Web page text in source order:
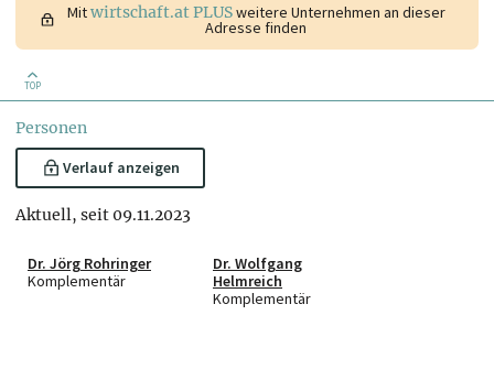
Mitwirtschaft.at PLUSweitere Unternehmen an dieser
Adresse finden
TOP
Personen
Verlauf anzeigen
Aktuell, seit 09.11.2023
Dr. Jörg Rohringer
Komplementär
Dr. Wolfgang
Helmreich
Komplementär